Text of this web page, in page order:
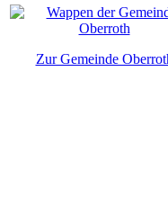
Zur Gemeinde